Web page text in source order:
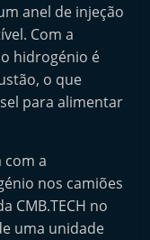
anel de injeção
Com a
hidrogénio é
o que
para alimentar
com a
nos camiões
CMB.TECH no
uma unidade